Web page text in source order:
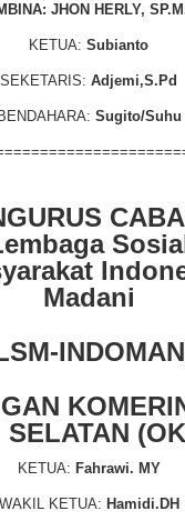
JHON HERLY,
KETUA: Subianto
SEKETARIS: Adjemi,S.Pd
BENDAHARA: Sugito/Suhu
Madani
SELATAN
KETUA: Fahrawi. MY
WAKIL KETUA: Hamidi.DH